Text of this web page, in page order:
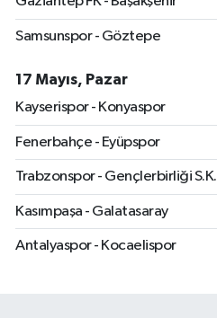
Samsunspor - Göztepe
17 Mayıs, Pazar
Kayserispor - Konyaspor
Fenerbahçe - Eyüpspor
Trabzonspor - Gençlerbirliği S.K.
Kasımpaşa - Galatasaray
Antalyaspor - Kocaelispor